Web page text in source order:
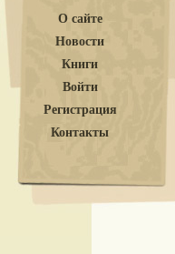
О сайте
Новости
Книги
Войти
Регистрация
Контакты